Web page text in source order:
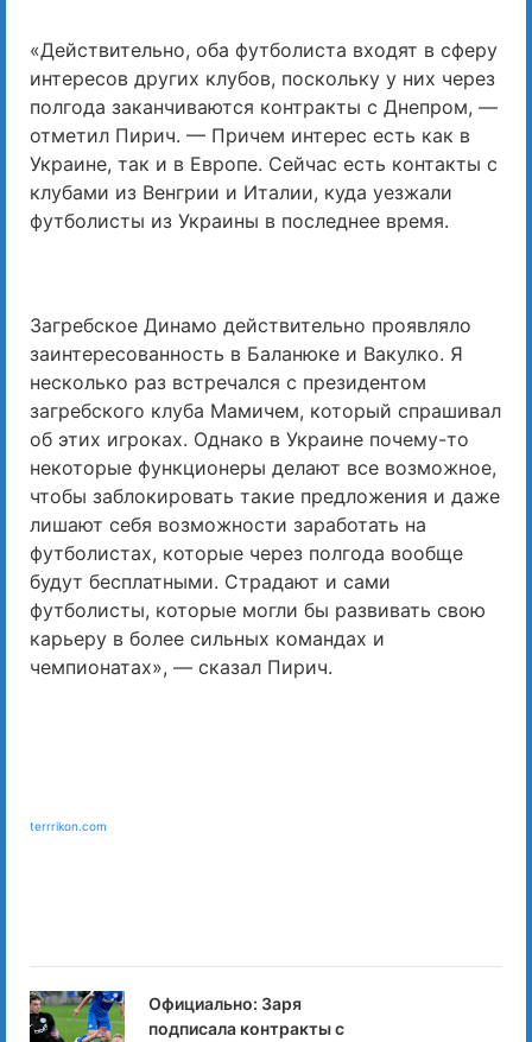
«Действительно, оба футболиста входят в сферу
интересов других клубов, поскольку у них через
полгода заканчиваются контракты с Днепром, —
отметил Пирич. — Причем интерес есть как в
Украине, так и в Европе. Сейчас есть контакты с
клубами из Венгрии и Италии, куда уезжали
футболисты из Украины в последнее время.
Загребское Динамо действительно проявляло
заинтересованность в Баланюке и Вакулко. Я
несколько раз встречался с президентом
загребского клуба Мамичем, который спрашивал
об этих игроках. Однако в Украине почему-то
некоторые функционеры делают все возможное,
чтобы заблокировать такие предложения и даже
лишают себя возможности заработать на
футболистах, которые через полгода вообще
будут бесплатными. Страдают и сами
футболисты, которые могли бы развивать свою
карьеру в более сильных командах и
чемпионатах», — сказал Пирич.
terrrikon.com
Официально: Заря
подписала контракты с